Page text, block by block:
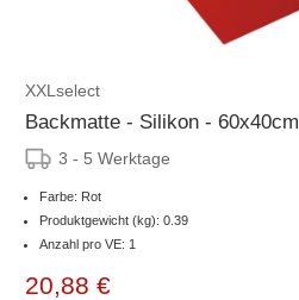
XXLselect
Backmatte - Silikon - 60x40cm
3 - 5 Werktage
Farbe: Rot
Produktgewicht (kg): 0.39
Anzahl pro VE: 1
20,88 €